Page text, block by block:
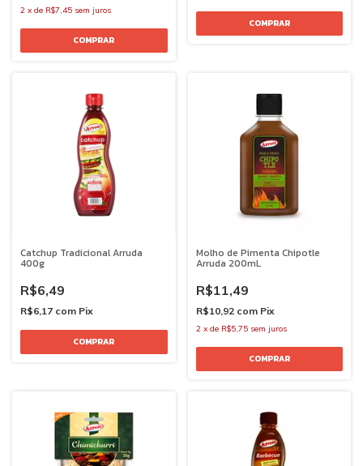
2 x de R$7,45 sem juros
Catchup Tradicional Arruda
400g
R$6,49
R$6,17 com Pix
Molho de Pimenta Chipotle
Arruda 200mL
R$11,49
R$10,92 com Pix
2 x de R$5,75 sem juros